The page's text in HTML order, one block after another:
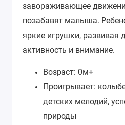
завораживающее
позабавят малыша.
яркие игрушки, развивая
активность и внимание.
Возраст: 0м+
Проигрывает:
детских мелодий,
природы